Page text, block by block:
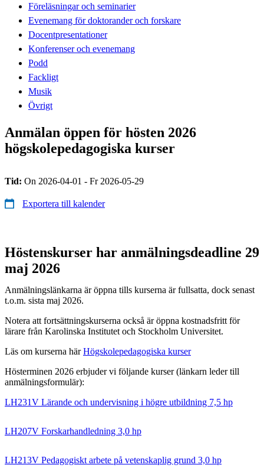
Föreläsningar och seminarier
Evenemang för doktorander och forskare
Docentpresentationer
Konferenser och evenemang
Podd
Fackligt
Musik
Övrigt
Anmälan öppen för hösten 2026
högskolepedagogiska kurser
Tid: On 2026-04-01 - Fr 2026-05-29
Exportera till kalender
Höstenskurser har anmälningsdeadline 29
maj 2026
Anmälningslänkarna är öppna tills kurserna är fullsatta, dock senast
t.o.m. sista maj 2026.
Notera att fortsättningskurserna också är öppna kostnadsfritt för
lärare från Karolinska Institutet och Stockholm Universitet.
Läs om kurserna härHögskolepedagogiska kurser
Hösterminen 2026 erbjuder vi följande kurser (länkarn leder till
anmälningsformulär):
LH231V Lärande och undervisning i högre utbildning 7,5 hp
LH207V Forskarhandledning 3,0 hp
LH213V Pedagogiskt arbete på vetenskaplig grund 3,0 hp